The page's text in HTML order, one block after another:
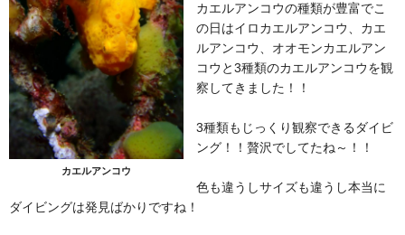
カエルアンコウ
カエルアンコウの種類が豊富でこ
の日はイロカエルアンコウ、カエ
ルアンコウ、オオモンカエルアン
コウと3種類のカエルアンコウを観
察してきました！！
3種類もじっくり観察できるダイビ
ング！！贅沢でしてたね～！！
色も違うしサイズも違うし本当に
ダイビングは発見ばかりですね！